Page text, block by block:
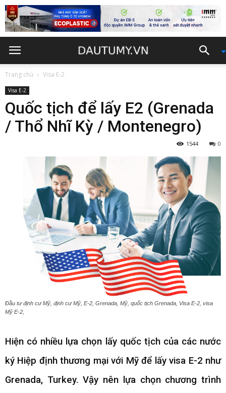
Trang chủ Visa E-2
Visa E-2
Quốc tịch để lấy E2 (Grenada
/ Thổ Nhĩ Kỳ / Montenegro)
0
1544
Đầu tư định cư Mỹ, định cư Mỹ, E-2, Grenada, Mỹ, quốc tịch Grenada, Visa E-2, visa
Mỹ E-2,
Hiện có nhiều lựa chọn lấy quốc tịch của các nước
ký Hiệp định thương mại với Mỹ để lấy visa E-2 như
Grenada, Turkey. Vậy nên lựa chọn chương trình